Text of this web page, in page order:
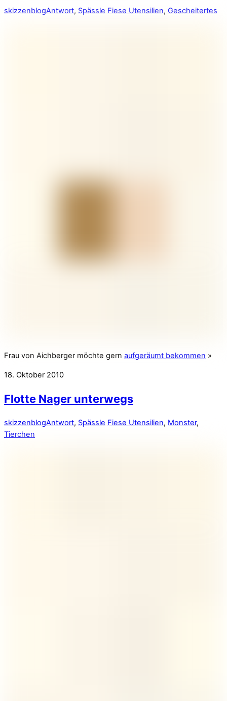
skizzenblogAntwort, Spässle Fiese Utensilien, Gescheitertes
Frau von Aichberger möchte gern aufgeräumt bekommen »
18. Oktober 2010
Flotte Nager unterwegs
skizzenblogAntwort, Spässle Fiese Utensilien, Monster,
Tierchen